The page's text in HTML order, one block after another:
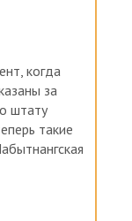
когда
за
штату
такие